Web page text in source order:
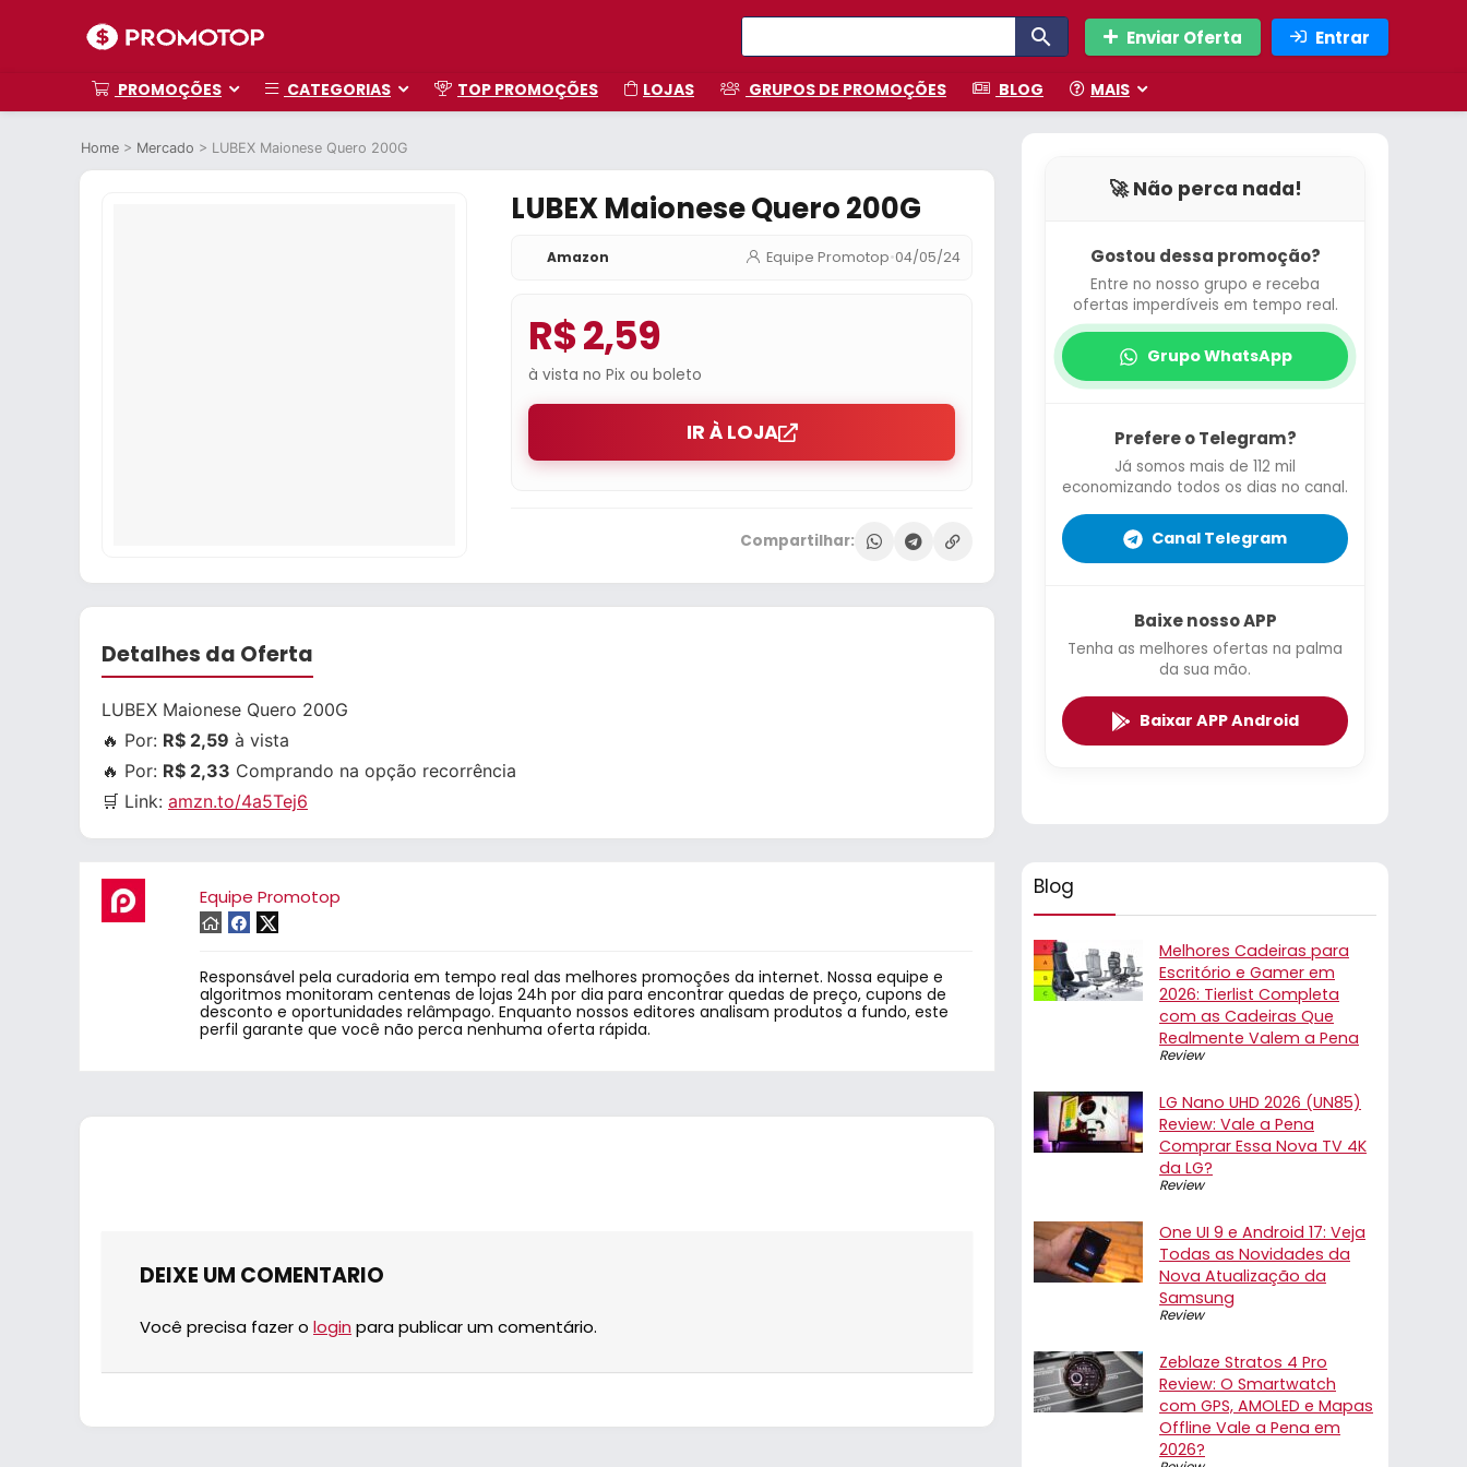
Enviar Oferta Entrar
PROMOÇÕES CATEGORIAS TOP PROMOÇÕES LOJAS GRUPOS DE PROMOÇÕES BLOG MAIS
Home > Mercado > LUBEX Maionese Quero 200G
LUBEX Maionese Quero 200G
Amazon Equipe Promotop•04/05/24
R$ 2,59
à vista no Pix ou boleto
IR À LOJA
Compartilhar:
Detalhes da Oferta
LUBEX Maionese Quero 200G
🔥 Por: R$ 2,59 à vista
🔥 Por: R$ 2,33 Comprando na opção recorrência
🛒 Link: amzn.to/4a5Tej6
Equipe Promotop
Responsável pela curadoria em tempo real das melhores promoções da internet. Nossa equipe e
algoritmos monitoram centenas de lojas 24h por dia para encontrar quedas de preço, cupons de
desconto e oportunidades relâmpago. Enquanto nossos editores analisam produtos a fundo, este
perfil garante que você não perca nenhuma oferta rápida.
DEIXE UM COMENTARIO
Você precisa fazer o login para publicar um comentário.
🚀 Não perca nada!
Gostou dessa promoção?
Entre no nosso grupo e receba
ofertas imperdíveis em tempo real.
Grupo WhatsApp
Prefere o Telegram?
Já somos mais de 112 mil
economizando todos os dias no canal.
Canal Telegram
Baixe nosso APP
Tenha as melhores ofertas na palma
da sua mão.
Baixar APP Android
Blog
Melhores Cadeiras para
Escritório e Gamer em
2026: Tierlist Completa
com as Cadeiras Que
Realmente Valem a Pena
Review
LG Nano UHD 2026 (UN85)
Review: Vale a Pena
Comprar Essa Nova TV 4K
da LG?
Review
One UI 9 e Android 17: Veja
Todas as Novidades da
Nova Atualização da
Samsung
Review
Zeblaze Stratos 4 Pro
Review: O Smartwatch
com GPS, AMOLED e Mapas
Offline Vale a Pena em
2026?